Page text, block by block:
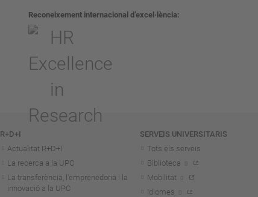
Reconeixement internacional d’excel·lència
R+D+I
Actualitat R+D+I
La recerca a la UPC
La transferència, l'emprenedoria i la
innovació a la UPC
SERVEIS UNIVERSITARIS
Tots els serveis
Biblioteca
Mobilitat
Idiomes